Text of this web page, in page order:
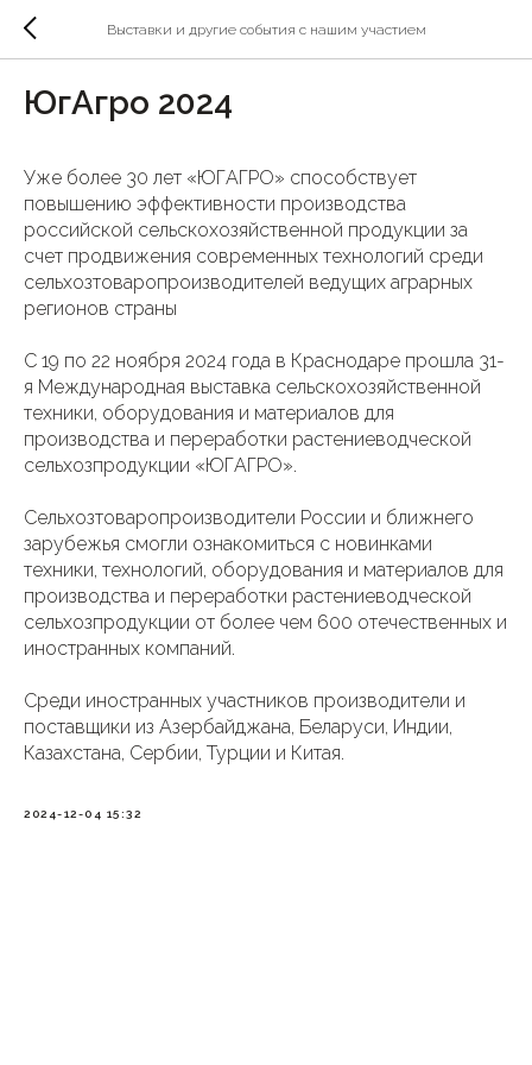
Выставки и другие события с нашим участием
ЮгАгро 2024
Уже более 30 лет «ЮГАГРО» способствует
повышению эффективности производства
российской сельскохозяйственной продукции за
счет продвижения современных технологий среди
сельхозтоваропроизводителей ведущих аграрных
регионов страны
С 19 по 22 ноября 2024 года в Краснодаре прошла 31-
я Международная выставка сельскохозяйственной
техники, оборудования и материалов для
производства и переработки растениеводческой
сельхозпродукции «ЮГАГРО».
Сельхозтоваропроизводители России и ближнего
зарубежья смогли ознакомиться с новинками
техники, технологий, оборудования и материалов для
производства и переработки растениеводческой
сельхозпродукции от более чем 600 отечественных и
иностранных компаний.
Среди иностранных участников производители и
поставщики из Азербайджана, Беларуси, Индии,
Казахстана, Сербии, Турции и Китая.
2024-12-04 15:32